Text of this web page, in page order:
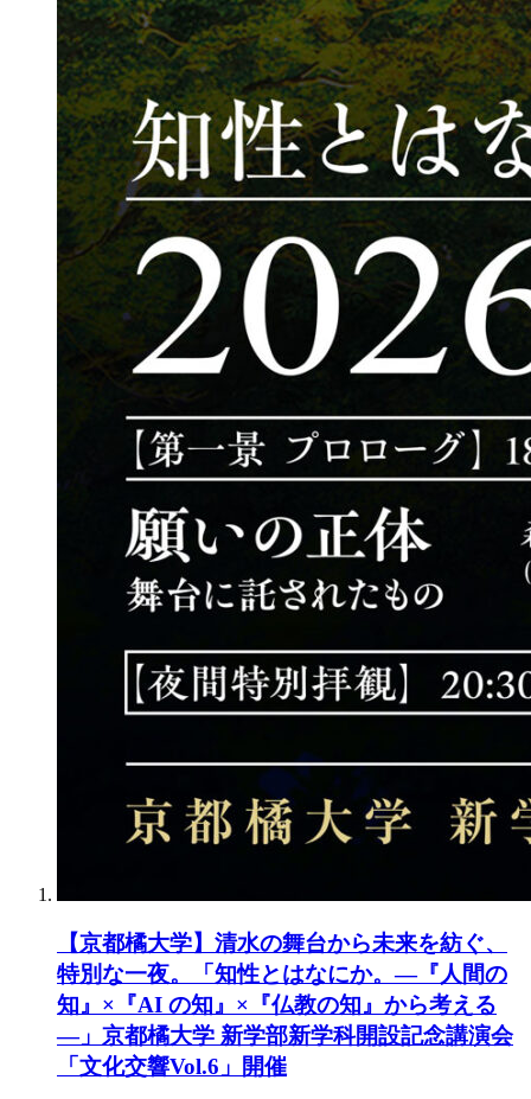
【京都橘大学】清水の舞台から未来を紡ぐ、
特別な一夜。「知性とはなにか。―『人間の
知』×『AI の知』×『仏教の知』から考える
―」京都橘大学 新学部新学科開設記念講演会
「文化交響Vol.6」開催